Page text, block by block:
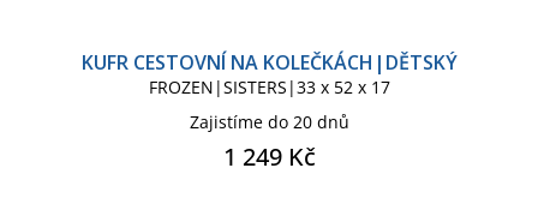
KUFR CESTOVNÍ NA KOLEČKÁCH|DĚTSKÝ
FROZEN|SISTERS|33 x 52 x 17
Zajistíme do 20 dnů
1 249 Kč